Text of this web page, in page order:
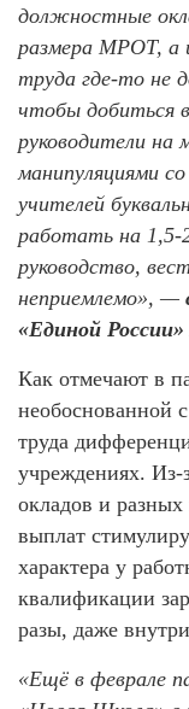
должностные
размера МРОТ, а
труда где-то не
чтобы добиться
руководители
манипуляциями
учителей
работать на 1,5-
руководство,
неприемлемо», —
«Единой
Как отмечают в
необоснованной
труда
учреждениях. Из-
окладов и
выплат
характера у
квалификации
разы, даже
«Ещё в феврале